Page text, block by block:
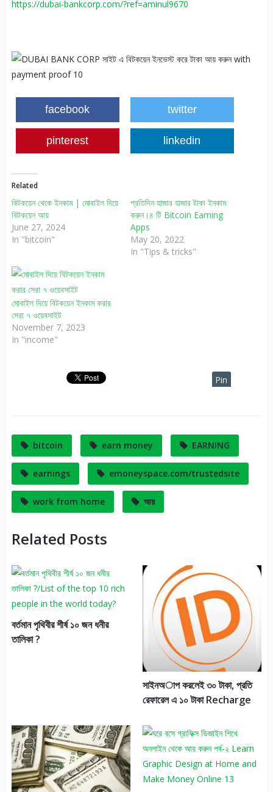
https://dubai-bankcorp.com/?ref=aminul9670
facebook twitter
pinterest linkedin
Related
বিটকয়েন থেকে ইনকাম | মোবাইল দিয়ে
বিটকয়েন আয়
June 27, 2024
In "bitcoin"
প্রতিদিন হাজার হাজার টাকা ইনকাম
করুন।৪ টি Bitcoin Earning
Apps
May 20, 2022
In "Tips & tricks"
মোবাইল দিয়ে বিটকয়েন ইনকাম করার
সেরা ৭ ওয়েবসাইট
November 7, 2023
In "income"
Pin
bitcoin earn money EARNING
earnings emoneyspace.com/trustedsite
work from home আয়
Related Posts
বর্তমান পৃথিবীর শীর্ষ ১০ জন ধনীর
তালিকা ?
সাইনঅাপ করলেই ৩০ টাকা, প্রতি
রেফারেল এ ১০ টাকা Recharge